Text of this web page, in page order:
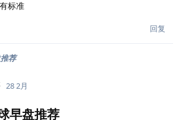
标准
回复
荐
28 2月
早盘推荐